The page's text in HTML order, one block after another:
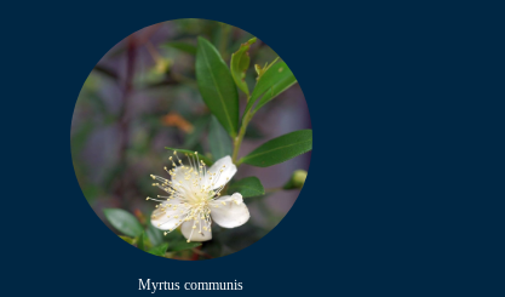
Myrtus communis